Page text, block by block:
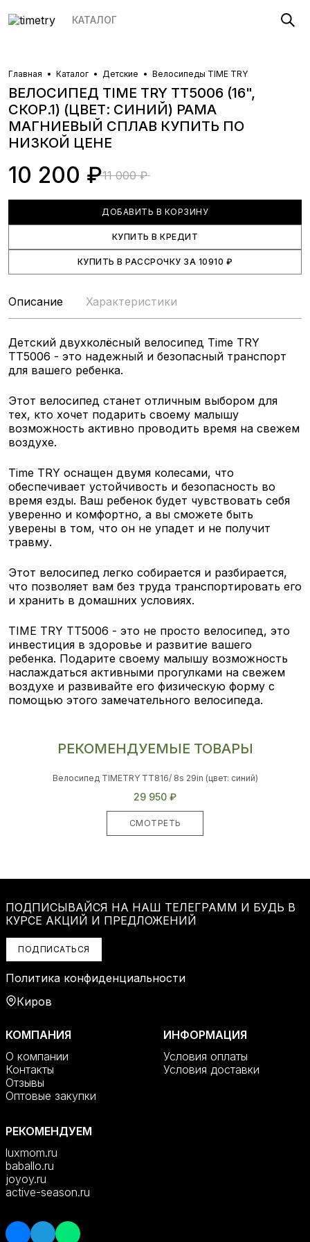
КАТАЛОГ
Главная Каталог Детские Велосипеды TIME TRY
ВЕЛОСИПЕД TIME TRY TT5006 (16",
СКОР.1) (ЦВЕТ: СИНИЙ) РАМА
МАГНИЕВЫЙ СПЛАВ КУПИТЬ ПО
НИЗКОЙ ЦЕНЕ
10 200 ₽11 000 ₽
ДОБАВИТЬ В КОРЗИНУ
КУПИТЬ В КРЕДИТ
КУПИТЬ В РАССРОЧКУ ЗА 10910 ₽
Описание Характеристики
Детский двухколёсный велосипед Time TRY
TT5006 - это надежный и безопасный транспорт
для вашего ребенка.
Этот велосипед станет отличным выбором для
тех, кто хочет подарить своему малышу
возможность активно проводить время на свежем
воздухе.
Time TRY оснащен двумя колесами, что
обеспечивает устойчивость и безопасность во
время езды. Ваш ребенок будет чувствовать себя
уверенно и комфортно, а вы сможете быть
уверены в том, что он не упадет и не получит
травму.
Этот велосипед легко собирается и разбирается,
что позволяет вам без труда транспортировать его
и хранить в домашних условиях.
TIME TRY TT5006 - это не просто велосипед, это
инвестиция в здоровье и развитие вашего
ребенка. Подарите своему малышу возможность
наслаждаться активными прогулками на свежем
воздухе и развивайте его физическую форму с
помощью этого замечательного велосипеда.
РЕКОМЕНДУЕМЫЕ ТОВАРЫ
Велосипед TIMETRY TT816/ 8s 29in (цвет: синий)
29 950 ₽
СМОТРЕТЬ
КОМПАНИЯ
О компании
Контакты
Отзывы
Оптовые закупки
ИНФОРМАЦИЯ
Условия оплаты
Условия доставки
РЕКОМЕНДУЕМ
luxmom.ru
baballo.ru
joyoy.ru
active-season.ru
ПОДПИСЫВАЙСЯ НА НАШ ТЕЛЕГРАММ И БУДЬ В
КУРСЕ АКЦИЙ И ПРЕДЛОЖЕНИЙ
ПОДПИСАТЬСЯ
Политика конфиденциальности
Киров